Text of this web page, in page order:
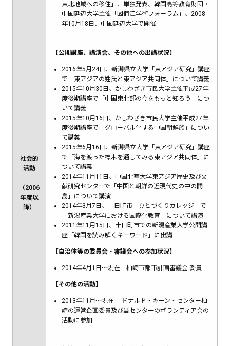
東北地域への移住」、単独発表、韓国高等教育財団・
中国延辺大学主催「図們江学術フォーラム」、2008
年10月18日、中国延辺大学で開催
社会的
活動
（2006
年度以
降）
【公開講座、講演会、その他への出講状況】
2016年5月24日、新潟県立大学「東アジア研究」講座
で「東アジアの姓氏と東アジア共同体」について講義
2015年10月30日、かしわざき市民大学主催平成27年
度後期講座で「中国東北部の今をもっと知ろう」につ
いて講義
2015年10月16日、かしわざき市民大学主催平成27年
度後期講座で「グローバル化する中国朝鮮族」につい
て講義
2015年6月16日、新潟県立大学「東アジア研究」講座
で「海を渡った標木を通してみる東アジア共同体」に
ついて講義
2014年11月11日、中国北華大学東アジア歴史及び文
献研究センターで「中国と朝鮮の近現代史の中の間
島」について講演
2014年3月7日、十日町市「ひとづくりカレッジ」で
「新潟産業大学における国際化教育」について講演
2011年11月15日、十日町市での新潟産業大学公開講
座「韓国を読み解くキーワード」に出講
【自治体等の委員会・審議会への参加状況】
2014年4月1日～現在 柏崎市都市計画審議会 委員
【その他の活動】
2013年11月～現在 ドナルド・キーン・センター柏
崎の運営企画委員及び当センターのボランティア会の
活動に参加